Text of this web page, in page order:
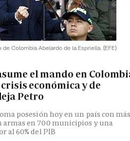
Colombia Abelardo de la Espriella. (EFE)
el mando en
económica y de
Petro
posesión hoy en un país con
armas en 700 municipios y una
al 60% del PIB